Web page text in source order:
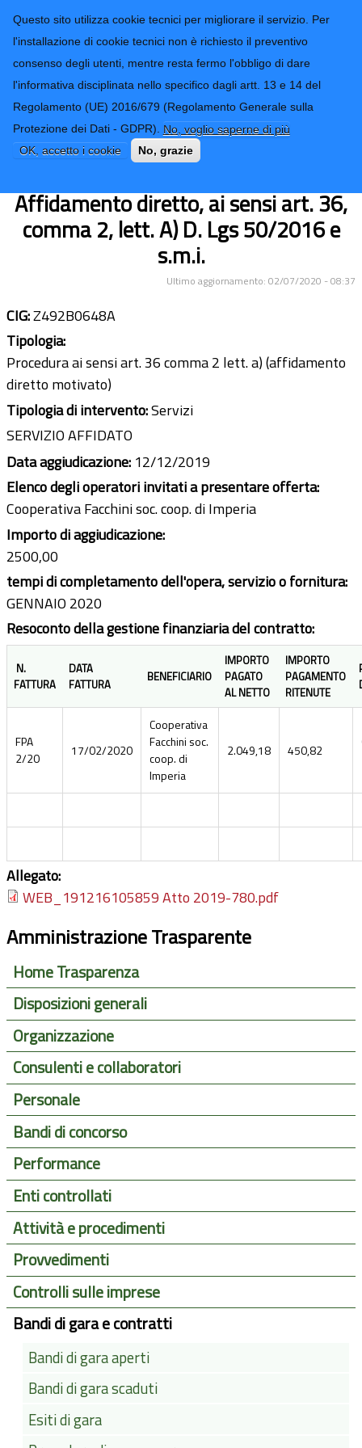
Questo sito utilizza cookie tecnici per migliorare il servizio. Per
l'installazione di cookie tecnici non è richiesto il preventivo
consenso degli utenti, mentre resta fermo l'obbligo di dare
l'informativa disciplinata nello specifico dagli artt. 13 e 14 del
Regolamento (UE) 2016/679 (Regolamento Generale sulla
Protezione dei Dati - GDPR). No, voglio saperne di più
OK, accetto i cookie
No, grazie
Provincia di
Imperia
CONTATTI-URP
TRASPARENZA
Form di ricerca
Servizio di facchinaggio per la
sistemazione delle pratiche
Affidamento diretto, ai sensi art. 36,
comma 2, lett. A) D. Lgs 50/2016 e
s.m.i.
Ultimo aggiornamento: 02/07/2020 - 08:37
CIG:Z492B0648A
Tipologia:
Procedura ai sensi art. 36 comma 2 lett. a) (affidamento
diretto motivato)
Tipologia di intervento:Servizi
SERVIZIO AFFIDATO
Data aggiudicazione: 12/12/2019
Elenco degli operatori invitati a presentare offerta:
Cooperativa Facchini soc. coop. di Imperia
Importo di aggiudicazione:
2500,00
tempi di completamento dell'opera, servizio o fornitura:
GENNAIO 2020
Resoconto della gestione finanziaria del contratto:
N.
FATTURA
DATA
FATTURA
BENEFICIARIO
IMPORTO
PAGATO
AL NETTO
IMPORTO
PAGAMENTO
RITENUTE
FPA
2/20
17/02/2020
Cooperativa
Facchini soc.
coop. di
Imperia
2.049,18 450,82
Allegato:
WEB_191216105859 Atto 2019-780.pdf
Amministrazione Trasparente
Home Trasparenza
Disposizioni generali
Organizzazione
Consulenti e collaboratori
Personale
Bandi di concorso
Performance
Enti controllati
Attività e procedimenti
Provvedimenti
Controlli sulle imprese
Bandi di gara e contratti
Bandi di gara aperti
Bandi di gara scaduti
Esiti di gara